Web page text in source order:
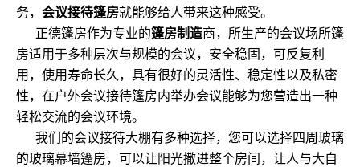
务， 会议接待篷房就能够给人带来这种感受。
正德篷房作为专业的篷房制造商，所生产的会议场所篷
房适用于多种层次与规模的会议，安全稳固，可反复利
用，使用寿命长久，具有很好的灵活性、稳定性以及私密
性，在户外会议接待篷房内举办会议能够为您营造出一种
轻松交流的会议环境。
我们的会议接待大棚有多种选择，您可以选择四周玻璃
的玻璃幕墙篷房，可以让阳光撒进整个房间，让人与大自